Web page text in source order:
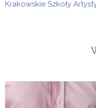
Krakowskie Szkoły